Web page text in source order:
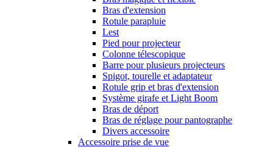
Bras d'extension
Rotule parapluie
Lest
Pied pour projecteur
Colonne télescopique
Barre pour plusieurs projecteurs
Spigot, tourelle et adaptateur
Rotule grip et bras d'extension
Système girafe et Light Boom
Bras de déport
Bras de réglage pour pantographe
Divers accessoire
Accessoire prise de vue